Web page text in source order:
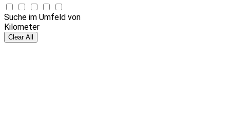
Suche im Umfeld von
Kilometer
Clear All